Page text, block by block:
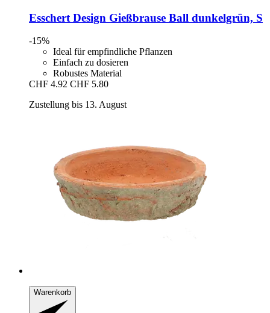
Esschert Design Gießbrause Ball dunkelgrün, S
-15%
Ideal für empfindliche Pflanzen
Einfach zu dosieren
Robustes Material
CHF 4.92 CHF 5.80
Zustellung bis 13. August
Warenkorb